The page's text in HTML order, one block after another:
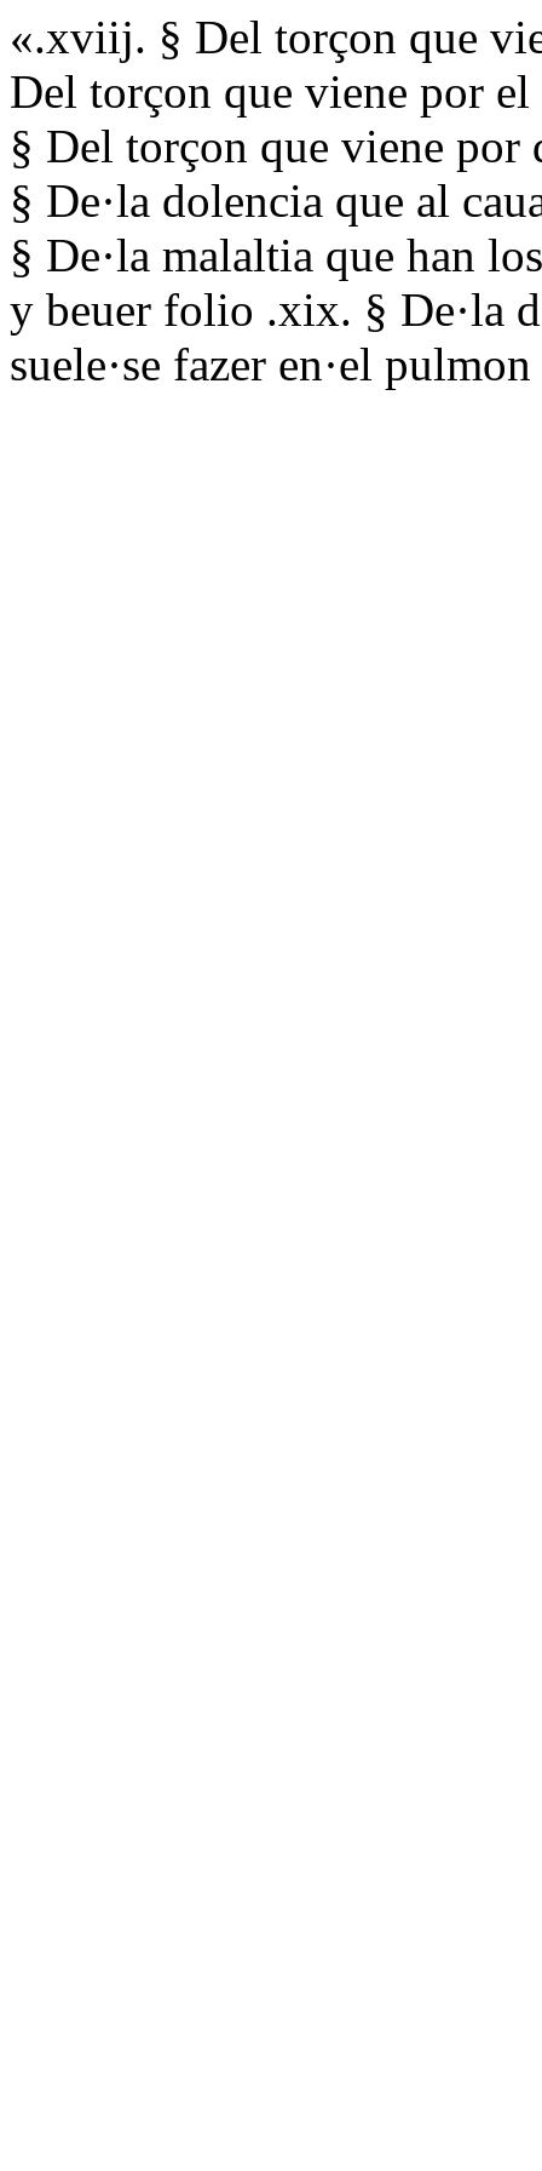
«.xviij. § Del torçon que
Del torçon que viene por
§ Del torçon que viene
§ De·la dolencia que al
§ De·la malaltia que han
y beuer folio .xix. § De·la
suele·se fazer en·el